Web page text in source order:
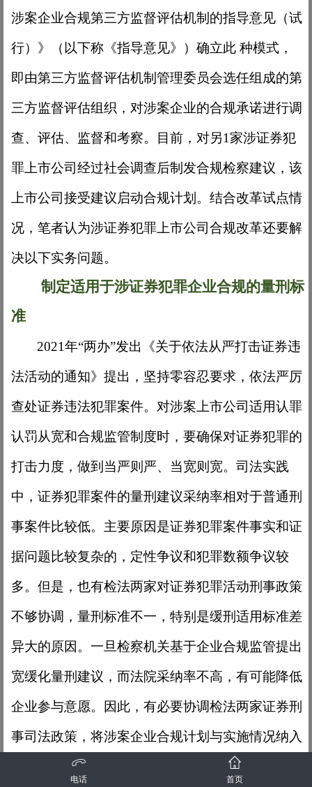
涉案企业合规第三方监督评估机制的指导意见（试
行）》（以下称《指导意见》）确立此 种模式，
即由第三方监督评估机制管理委员会选任组成的第
三方监督评估组织，对涉案企业的合规承诺进行调
查、评估、监督和考察。目前，对另1家涉证券犯
罪上市公司经过社会调查后制发合规检察建议，该
上市公司接受建议启动合规计划。结合改革试点情
况，笔者认为涉证券犯罪上市公司合规改革还要解
决以下实务问题。
制定适用于涉证券犯罪企业合规的量刑标
准
2021年“两办”发出《关于依法从严打击证券违
法活动的通知》提出，坚持零容忍要求，依法严厉
查处证券违法犯罪案件。对涉案上市公司适用认罪
认罚从宽和合规监管制度时，要确保对证券犯罪的
打击力度，做到当严则严、当宽则宽。司法实践
中，证券犯罪案件的量刑建议采纳率相对于普通刑
事案件比较低。主要原因是证券犯罪案件事实和证
据问题比较复杂的，定性争议和犯罪数额争议较
多。但是，也有检法两家对证券犯罪活动刑事政策
不够协调，量刑标准不一，特别是缓刑适用标准差
异大的原因。一旦检察机关基于企业合规监管提出
宽缓化量刑建议，而法院采纳率不高，有可能降低
企业参与意愿。因此，有必要协调检法两家证券刑
事司法政策，将涉案企业合规计划与实施情况纳入
量刑情节，统一量刑标准，确保企业合规建设的效
电话 首页